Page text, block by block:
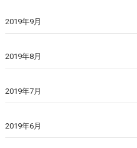
2019年9月
2019年8月
2019年7月
2019年6月